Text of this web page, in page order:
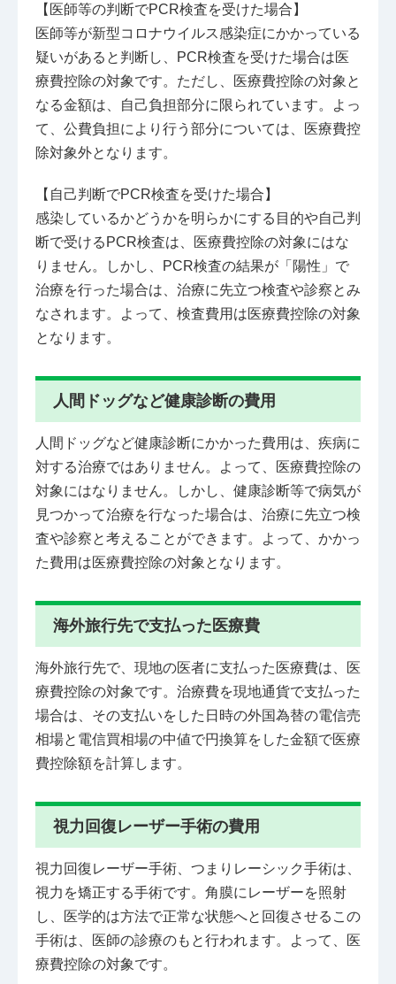
【医師等の判断でPCR検査を受けた場合】
医師等が新型コロナウイルス感染症にかかっている
疑いがあると判断し、PCR検査を受けた場合は医
療費控除の対象です。ただし、医療費控除の対象と
なる金額は、自己負担部分に限られています。よっ
て、公費負担により行う部分については、医療費控
除対象外となります。
【自己判断でPCR検査を受けた場合】
感染しているかどうかを明らかにする目的や自己判
断で受けるPCR検査は、医療費控除の対象にはな
りません。しかし、PCR検査の結果が「陽性」で
治療を行った場合は、治療に先立つ検査や診察とみ
なされます。よって、検査費用は医療費控除の対象
となります。
人間ドッグなど健康診断の費用
人間ドッグなど健康診断にかかった費用は、疾病に
対する治療ではありません。よって、医療費控除の
対象にはなりません。しかし、健康診断等で病気が
見つかって治療を行なった場合は、治療に先立つ検
査や診察と考えることができます。よって、かかっ
た費用は医療費控除の対象となります。
海外旅行先で支払った医療費
海外旅行先で、現地の医者に支払った医療費は、医
療費控除の対象です。治療費を現地通貨で支払った
場合は、その支払いをした日時の外国為替の電信売
相場と電信買相場の中値で円換算をした金額で医療
費控除額を計算します。
視力回復レーザー手術の費用
視力回復レーザー手術、つまりレーシック手術は、
視力を矯正する手術です。角膜にレーザーを照射
し、医学的は方法で正常な状態へと回復させるこの
手術は、医師の診療のもと行われます。よって、医
療費控除の対象です。